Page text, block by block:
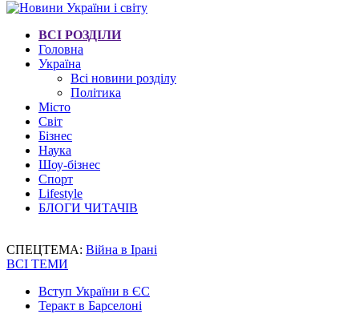
ВСІ РОЗДІЛИ
Головна
Україна
Всі новини розділу
Політика
Місто
Світ
Бізнес
Наука
Шоу-бізнес
Спорт
Lifestyle
БЛОГИ ЧИТАЧІВ
СПЕЦТЕМА: Війна в Ірані
ВСІ ТЕМИ
Вступ України в ЄС
Теракт в Барселоні